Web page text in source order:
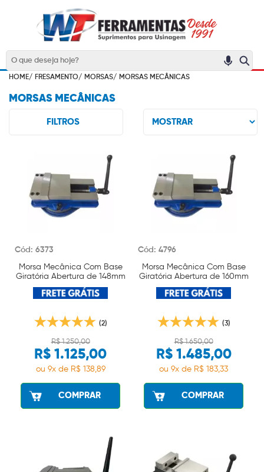
HOME/ FRESAMENTO/ MORSAS/ MORSAS MECÂNICAS
MORSAS MECÂNICAS
FILTROS
Cód: 6373
Morsa Mecânica Com Base
Giratória Abertura de 148mm
Wtools
(2)
R$ 1.250,00
R$ 1.125,00
ou 9x de R$ 138,89
COMPRAR
Cód: 4796
Morsa Mecânica Com Base
Giratória Abertura de 160mm
Wtools
(3)
R$ 1.650,00
R$ 1.485,00
ou 9x de R$ 183,33
COMPRAR